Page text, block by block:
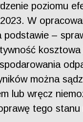
poziomu
W
–
można
lub wręcz
tego